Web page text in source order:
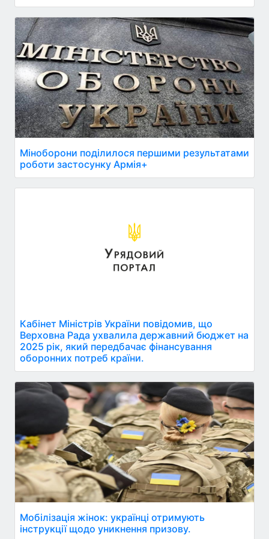
Міноборони поділилося першими результатами
роботи застосунку Армія+
Кабінет Міністрів України повідомив, що
Верховна Рада ухвалила державний бюджет на
2025 рік, який передбачає фінансування
оборонних потреб країни.
Мобілізація жінок: українці отримують
інструкції щодо уникнення призову.